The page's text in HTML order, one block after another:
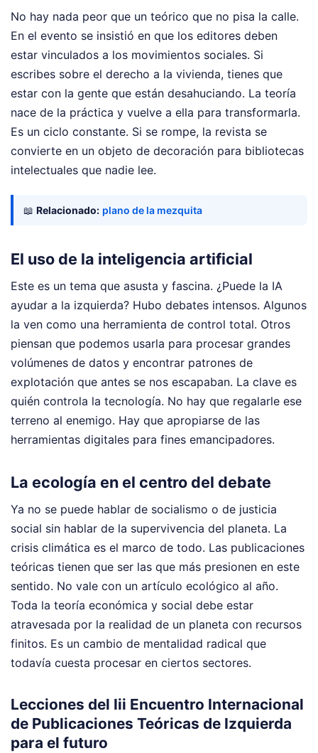
No hay nada peor que un teórico que no pisa la calle.
En el evento se insistió en que los editores deben
estar vinculados a los movimientos sociales. Si
escribes sobre el derecho a la vivienda, tienes que
estar con la gente que están desahuciando. La teoría
nace de la práctica y vuelve a ella para transformarla.
Es un ciclo constante. Si se rompe, la revista se
convierte en un objeto de decoración para bibliotecas
intelectuales que nadie lee.
📖 Relacionado: plano de la mezquita
El uso de la inteligencia artificial
Este es un tema que asusta y fascina. ¿Puede la IA
ayudar a la izquierda? Hubo debates intensos. Algunos
la ven como una herramienta de control total. Otros
piensan que podemos usarla para procesar grandes
volúmenes de datos y encontrar patrones de
explotación que antes se nos escapaban. La clave es
quién controla la tecnología. No hay que regalarle ese
terreno al enemigo. Hay que apropiarse de las
herramientas digitales para fines emancipadores.
La ecología en el centro del debate
Ya no se puede hablar de socialismo o de justicia
social sin hablar de la supervivencia del planeta. La
crisis climática es el marco de todo. Las publicaciones
teóricas tienen que ser las que más presionen en este
sentido. No vale con un artículo ecológico al año.
Toda la teoría económica y social debe estar
atravesada por la realidad de un planeta con recursos
finitos. Es un cambio de mentalidad radical que
todavía cuesta procesar en ciertos sectores.
Lecciones del Iii Encuentro Internacional
de Publicaciones Teóricas de Izquierda
para el futuro